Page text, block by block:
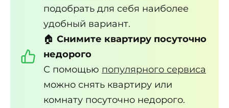
подобрать для себя наиболее
удобный вариант.
🏠 Снимите квартиру посуточно
недорого
С помощью популярного сервиса
можно снять квартиру или
комнату посуточно недорого.